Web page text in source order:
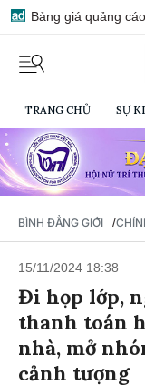
Bảng giá quảng cáo
TRANG CHỦ SỰ
BÌNH ĐẲNG GIỚI /
15/11/2024 18:38
Đi họp lớp,
thanh toán
nhà, mở
cảnh tượng